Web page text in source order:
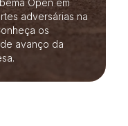
Open em
adversárias na
os
avanço da